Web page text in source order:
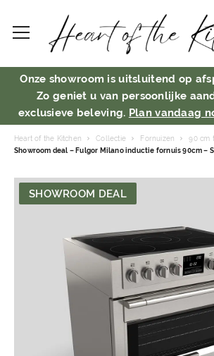
Onze showroom is uitsluitend op
Zo geniet u van persoonlijke
exclusieve beleving. Plan vandaag
Heart of the Kitchen Collectie Fornuizen
90 cm
Showroom deal – Fulgor Milano inductie fornuis 90cm –
SHOWROOM DEAL